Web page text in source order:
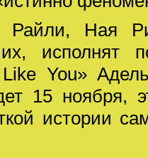
Райли, Ная
исполнят
Like You»
15 ноября,
истории